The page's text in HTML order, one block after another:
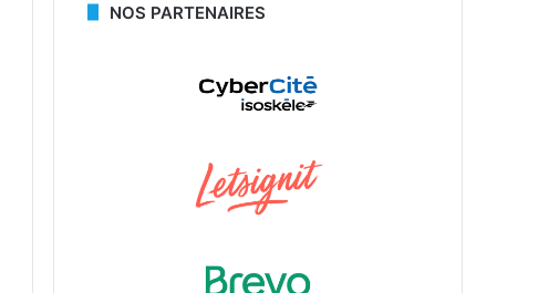
NOS PARTENAIRES